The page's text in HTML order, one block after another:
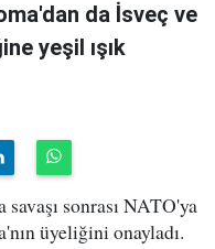
da İsveç ve
yeşil ışık
sonrası NATO'ya
üyeliğini onayladı.